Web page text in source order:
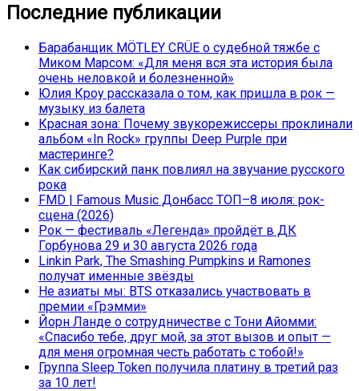
Последние публикации
Барабанщик MÖTLEY CRÜE о судебной тяжбе с
Миком Марсом: «Для меня вся эта история была
очень неловкой и болезненной»
Юлия Кроу рассказала о том, как пришла в рок —
музыку из балета
Красная зона: Почему звукорежиссеры проклинали
альбом «In Rock» группы Deep Purple при
мастеринге?
Как сибирский панк повлиял на звучание русского
рока
FMD | Famous Music Донбасс ТОП–8 июля: рок-
сцена (2026)
Рок — фестиваль «Легенда» пройдёт в ДК
Горбунова 29 и 30 августа 2026 года
Linkin Park, The Smashing Pumpkins и Ramones
получат именные звёзды
Не азиаты мы: BTS отказались участвовать в
премии «Грэмми»
Йорн Ланде о сотрудничестве с Тони Айомми:
«Спасибо тебе, друг мой, за этот вызов и опыт —
для меня огромная честь работать с тобой!»
Группа Sleep Token получила платину в третий раз
за 10 лет!